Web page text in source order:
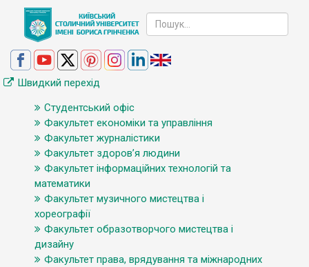
Швидкий перехід
Студентський офіс
Факультет економіки та управління
Факультет журналістики
Факультет здоров’я людини
Факультет інформаційних технологій та
математики
Факультет музичного мистецтва і
хореографії
Факультет образотворчого мистецтва і
дизайну
Факультет права, врядування та міжнародних